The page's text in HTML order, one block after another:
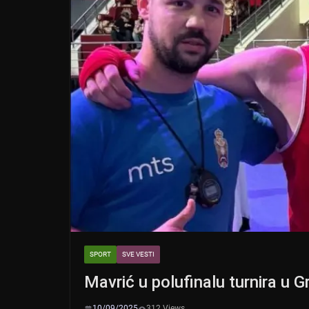
SPORT SVE VESTI
Mavrić u polufinalu turnira u